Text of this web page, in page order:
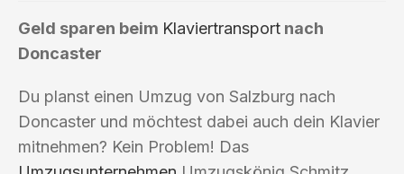
Geld sparen beim Klaviertransport nach
Doncaster
Du planst einen Umzug von Salzburg nach
Doncaster und möchtest dabei auch dein Klavier
mitnehmen? Kein Problem! Das